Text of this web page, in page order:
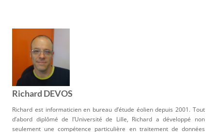
Richard DEVOS
Richard est informaticien en bureau d’étude éolien depuis 2001. Tout
d’abord diplômé de l’Université de Lille, Richard a développé non
seulement une compétence particulière en traitement de données